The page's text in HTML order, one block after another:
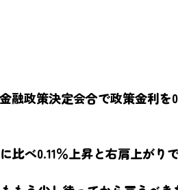
融政策決定会合で政策金利
比べ0.11％上昇と右肩上がり